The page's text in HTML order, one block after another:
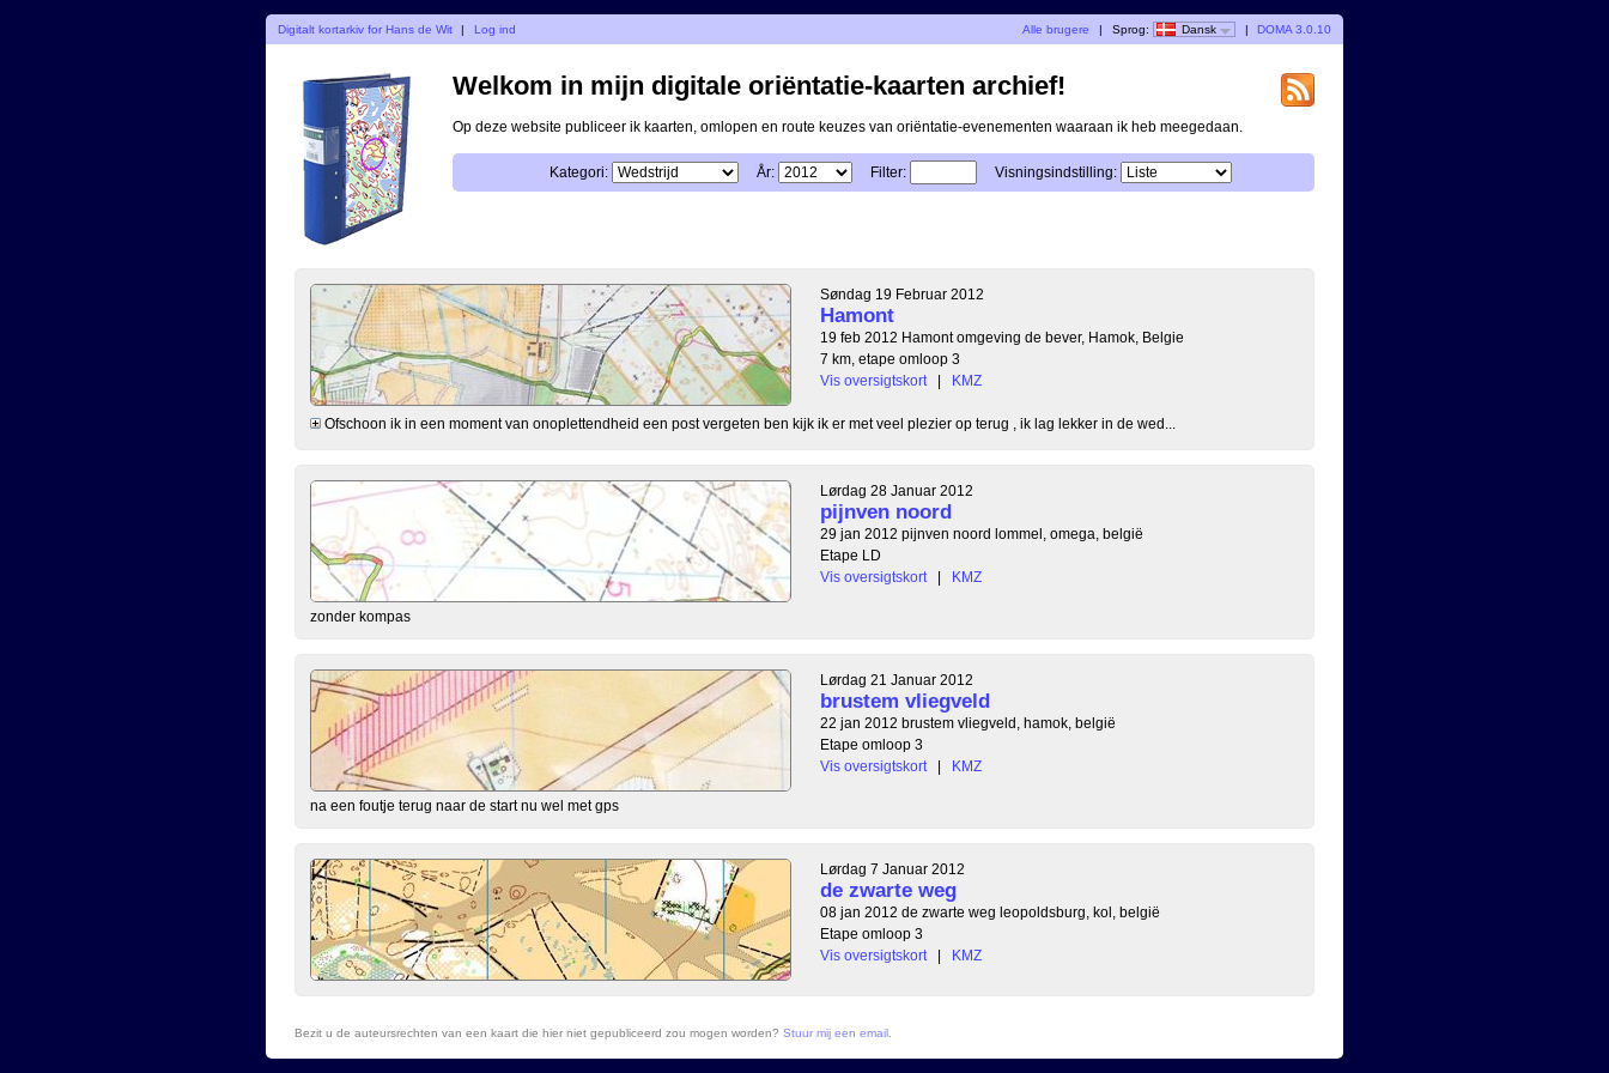
Digitalt kortarkiv for Hans de Wit | Log ind Alle brugere | Sprog: Dansk | DOMA 3.0.10
Welkom in mijn digitale oriëntatie-kaarten archief!
Op deze website publiceer ik kaarten, omlopen en route keuzes van oriëntatie-evenementen waaraan ik heb meegedaan.
Kategori: År: Filter: Visningsindstilling:
Søndag 19 Februar 2012
Hamont
19 feb 2012 Hamont omgeving de bever, Hamok, Belgie
7 km, etape omloop 3
Vis oversigtskort
| KMZ
Ofschoon ik in een moment van onoplettendheid een post vergeten ben kijk ik er met veel plezier op terug , ik lag lekker in de wed...
Lørdag 28 Januar 2012
pijnven noord
29 jan 2012 pijnven noord lommel, omega, belgië
Etape LD
Vis oversigtskort
| KMZ
zonder kompas
Lørdag 21 Januar 2012
brustem vliegveld
22 jan 2012 brustem vliegveld, hamok, belgië
Etape omloop 3
Vis oversigtskort
| KMZ
na een foutje terug naar de start nu wel met gps
Lørdag 7 Januar 2012
de zwarte weg
08 jan 2012 de zwarte weg leopoldsburg, kol, belgië
Etape omloop 3
Vis oversigtskort
| KMZ
Bezit u de auteursrechten van een kaart die hier niet gepubliceerd zou mogen worden? Stuur mij een email